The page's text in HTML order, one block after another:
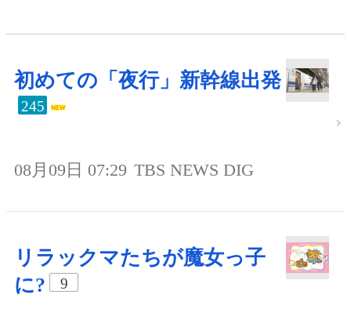
初めての「夜行」新幹線出発
245
08月09日 07:29 TBS NEWS DIG
リラックマたちが魔女っ子
に?
9